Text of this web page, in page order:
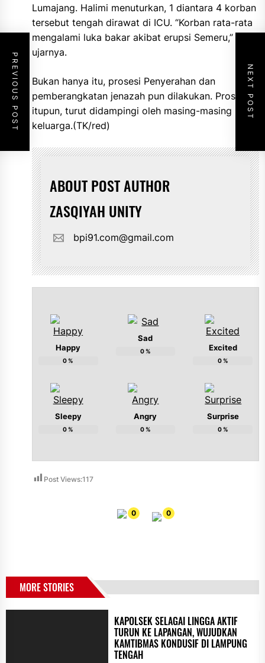
Lumajang. Halimi menuturkan, 1 diantara 4 korban
tersebut tengah dirawat di ICU. “Korban rata-rata
mengalami luka bakar akibat erupsi Semeru,”
ujarnya.
Bukan hanya itu, prosesi Penyerahan dan
pemberangkatan jenazah pun dilakukan. Prosesi
itupun, turut didampingi oleh masing-masing pihak
keluarga.(TK/red)
ABOUT POST AUTHOR
ZASQIYAH UNITY
bpi91.com@gmail.com
Happy
0%
Sad
0% Excited
0%
Sleepy
0%
Angry
0%
Surprise
0%
Post Views:117
0 0
PREVIOUS POST NEXT POST
MORE STORIES
KAPOLSEK SELAGAI LINGGA AKTIF
TURUN KE LAPANGAN, WUJUDKAN
KAMTIBMAS KONDUSIF DI LAMPUNG
TENGAH